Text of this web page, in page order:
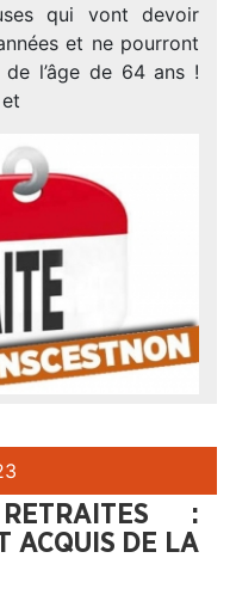
qui vont devoir
et ne pourront
l’âge de 64 ans !
:
ACQUIS DE LA